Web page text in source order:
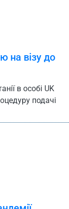
на візу до
в особі UK
подачі